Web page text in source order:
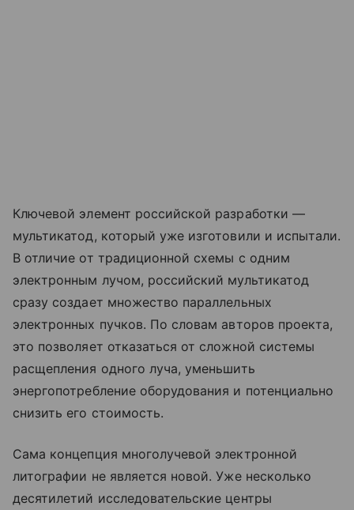
Ключевой элемент российской разработки —
мультикатод, который уже изготовили и испытали.
В отличие от традиционной схемы с одним
электронным лучом, российский мультикатод
сразу создает множество параллельных
электронных пучков. По словам авторов проекта,
это позволяет отказаться от сложной системы
расщепления одного луча, уменьшить
энергопотребление оборудования и потенциально
снизить его стоимость.
Сама концепция многолучевой электронной
литографии не является новой. Уже несколько
десятилетий исследовательские центры